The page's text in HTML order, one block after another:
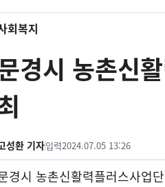
회복지
경시 농촌신
성환 기자입력2024.07.05 13:26
경시 농촌신활력플러스사업단